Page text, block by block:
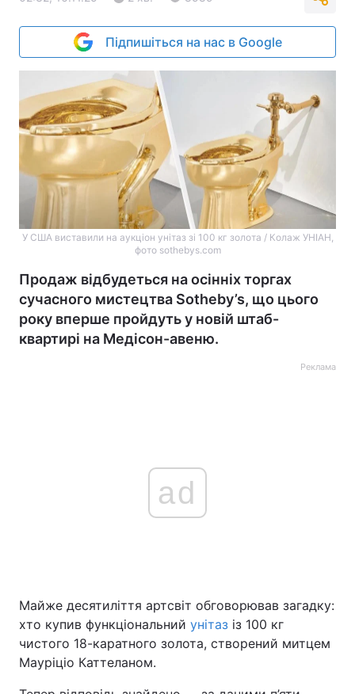
Підпишіться на нас в Google
У США виставили на аукціон унітаз зі 100 кг золота / Колаж УНІАН,
фото sothebys.com
Продаж відбудеться на осінніх торгах
сучасного мистецтва Sotheby’s, що цього
року вперше пройдуть у новій штаб-
квартирі на Медісон-авеню.
Реклама
ad
Майже десятиліття артсвіт обговорював загадку:
хто купив функціональний унітаз із 100 кг
чистого 18-каратного золота, створений митцем
Мауріціо Каттеланом.